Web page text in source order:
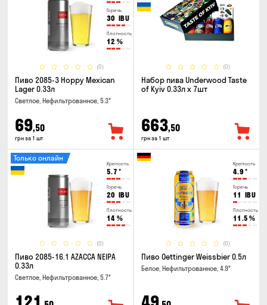
Горечь
30 IBU
Плотность
12 %
(0)
Пиво 2085-3 Hoppy Mexican
Lager 0.33л
Светлое, Нефильтрованное, 5.3°
69,50
грн за 1 шт
(0)
Набор пива Underwood Taste
of Kyiv 0.33л x 7шт
663,50
грн за 1 шт
Крепость
5.7 °
Горечь
20 IBU
Плотность
14 %
(0)
Только онлайн
Пиво 2085-16.1 AZACCA NEIPA
0.33л
Светлое, Нефильтрованное, 5.7°
Крепость
4.9 °
Горечь
11 IBU
Плотность
11.5 %
(0)
Пиво Oettinger Weissbier 0.5л
Белое, Нефильтрованное, 4.9°